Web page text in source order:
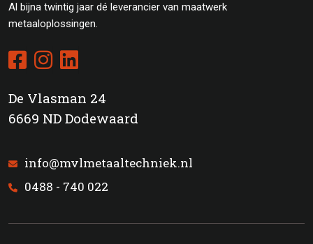
Al bijna twintig jaar dé leverancier van maatwerk
metaaloplossingen.
  
De Vlasman 24
6669 ND Dodewaard
 info@mvlmetaaltechniek.nl
 0488 - 740 022